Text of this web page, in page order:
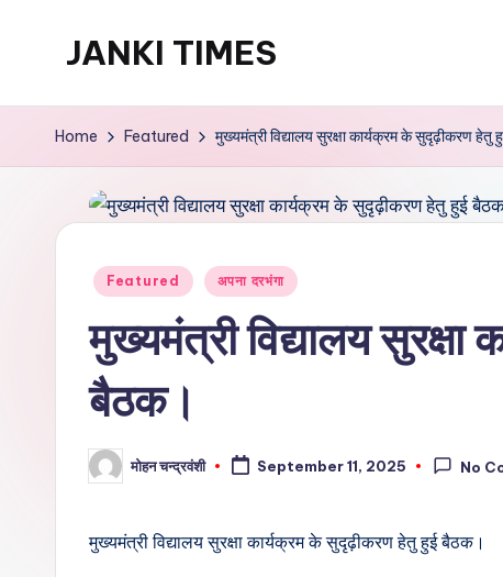
JANKI TIMES
Hindi
News
Portal
Home Featured मुख्यमंत्री विद्यालय सुरक्षा कार्यक्रम के सुदृढ़ीकरण हेतु
Posted
Featured अपना दरभंगा
मुख्यमंत्री विद्यालय
बैठक।
Posted
by
मोहन चन्द्रवंशी September 11, 2025 No
मुख्यमंत्री विद्यालय सुरक्षा कार्यक्रम के सुदृढ़ीकरण हेतु हुई बैठक।